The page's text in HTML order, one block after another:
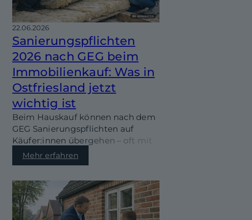
22.06.2026
Sanierungspflichten
2026 nach GEG beim
Immobilienkauf: Was in
Ostfriesland jetzt
wichtig ist
Beim Hauskauf können nach dem
GEG Sanierungspflichten auf
Käufer:innen übergehen – oft mit
festen Fristen. Wir zeigen, was
2026 in Ostfriesland besonders
Ablauf und Risiken vor dem Kauf
realistisch einschätzt.
Mehr erfahren